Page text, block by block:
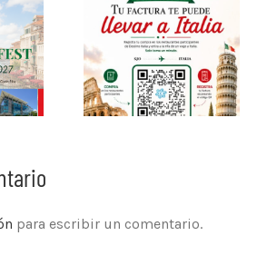
para escribir un comentario.